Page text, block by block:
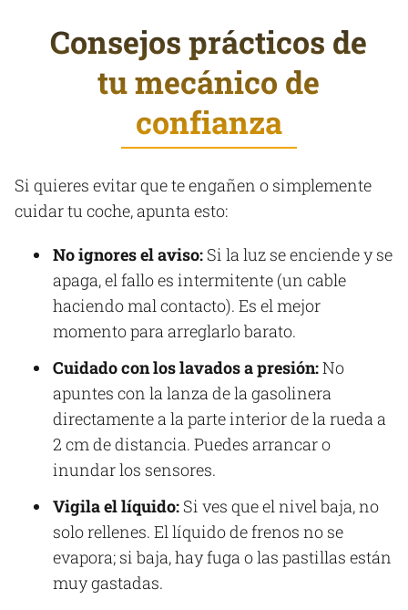
Consejos prácticos de
tu mecánico de
confianza
Si quieres evitar que te engañen o simplemente
cuidar tu coche, apunta esto:
No ignores el aviso: Si la luz se enciende y se
apaga, el fallo es intermitente (un cable
haciendo mal contacto). Es el mejor
momento para arreglarlo barato.
Cuidado con los lavados a presión:No
apuntes con la lanza de la gasolinera
directamente a la parte interior de la rueda a
2 cm de distancia. Puedes arrancar o
inundar los sensores.
Vigila el líquido: Si ves que el nivel baja, no
solo rellenes. El líquido de frenos no se
evapora; si baja, hay fuga o las pastillas están
muy gastadas.